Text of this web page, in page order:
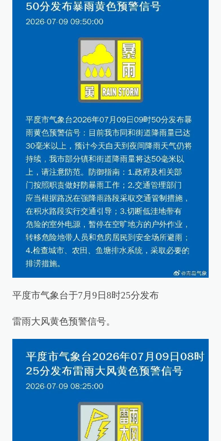
平度市气象台于7月9日8时25分发布
雷雨大风黄色预警信号。